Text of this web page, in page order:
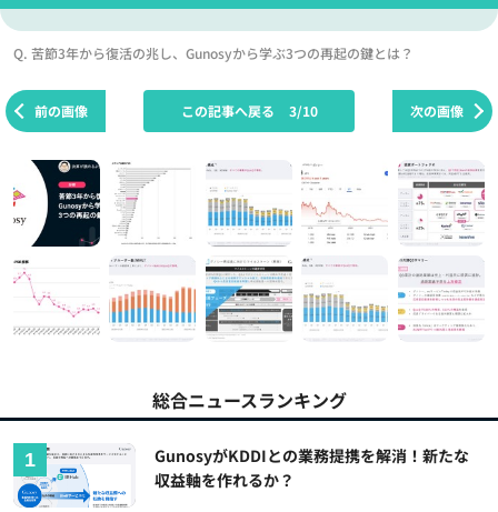
Q. 苦節3年から復活の兆し、Gunosyから学ぶ3つの再起の鍵とは？
前の画像 次の画像
この記事へ戻る 3/10
総合ニュースランキング
GunosyがKDDIとの業務提携を解消！新たな
収益軸を作れるか？